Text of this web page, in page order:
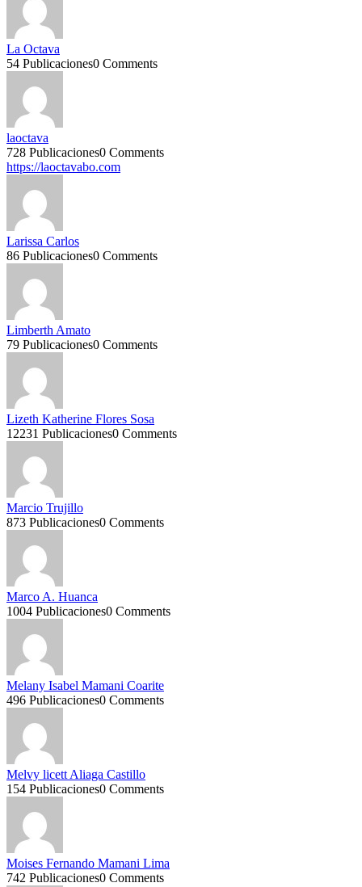
La Octava
54 Publicaciones0 Comments
laoctava
728 Publicaciones0 Comments
https://laoctavabo.com
Larissa Carlos
86 Publicaciones0 Comments
Limberth Amato
79 Publicaciones0 Comments
Lizeth Katherine Flores Sosa
12231 Publicaciones0 Comments
Marcio Trujillo
873 Publicaciones0 Comments
Marco A. Huanca
1004 Publicaciones0 Comments
Melany Isabel Mamani Coarite
496 Publicaciones0 Comments
Melvy licett Aliaga Castillo
154 Publicaciones0 Comments
Moises Fernando Mamani Lima
742 Publicaciones0 Comments